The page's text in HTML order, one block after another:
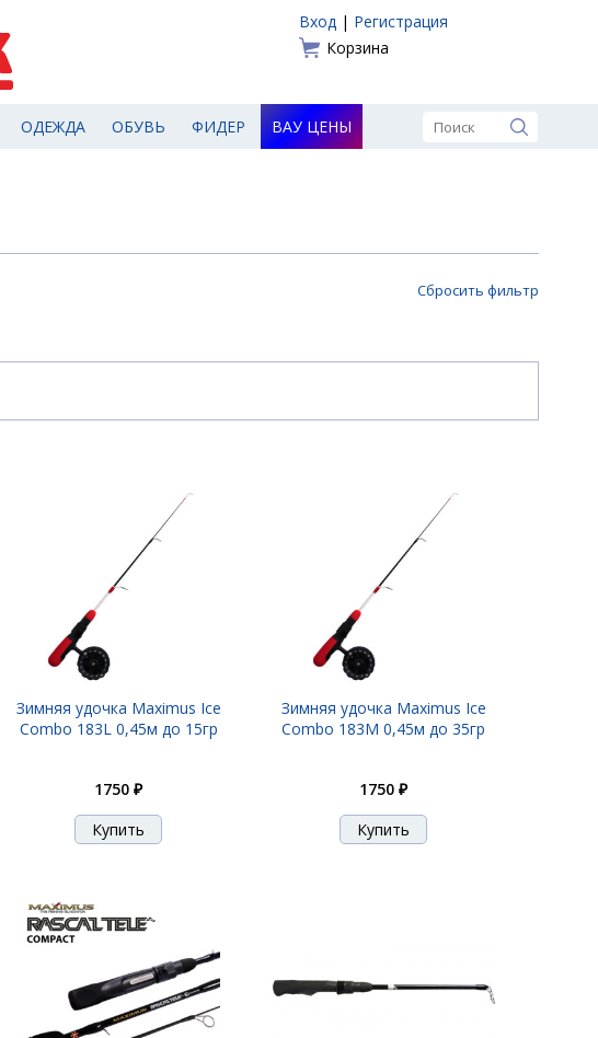
Вход | Регистрация
Корзина
ОДЕЖДА ОБУВЬ ФИДЕР ВАУ ЦЕНЫ
Сбросить фильтр
Зимняя удочка Maximus Ice
Combo 183L 0,45м до 15гр
1750 ₽
Зимняя удочка Maximus Ice
Combo 183M 0,45м до 35гр
1750 ₽